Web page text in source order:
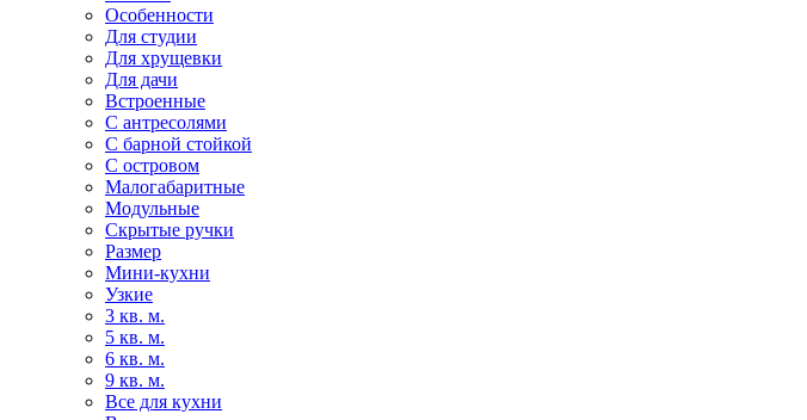
Особенности
Для студии
Для хрущевки
Для дачи
Встроенные
С антресолями
С барной стойкой
С островом
Малогабаритные
Модульные
Скрытые ручки
Размер
Мини-кухни
Узкие
3 кв. м.
5 кв. м.
6 кв. м.
9 кв. м.
Все для кухни